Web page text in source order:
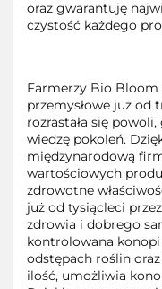
oraz gwarantuję
czystość każdego
Farmerzy Bio
przemysłowe już od
rozrastała się
wiedzę pokoleń.
międzynarodową
wartościowych
zdrowotne
już od tysiącleci
zdrowia i dobrego
kontrolowana
odstępach roślin
ilość, umożliwia